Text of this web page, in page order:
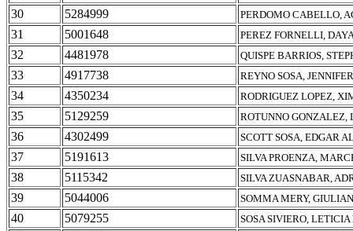
30 5284999 PERDOMO CABELLO,
31 5001648 PEREZ FORNELLI,
32 4481978 QUISPE BARRIOS,
33 4917738 REYNO SOSA,
34 4350234 RODRIGUEZ LOPEZ,
35 5129259 ROTUNNO GONZALEZ,
36 4302499 SCOTT SOSA, EDGAR
37 5191613 SILVA PROENZA,
38 5115342 SILVA ZUASNABAR,
39 5044006 SOMMA MERY,
40 5079255 SOSA SIVIERO,